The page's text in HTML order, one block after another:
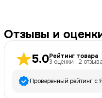
Отзывы и
5.0Рейтинг товара
3 оценки · 2 отзыва
Проверенный рейтинг с